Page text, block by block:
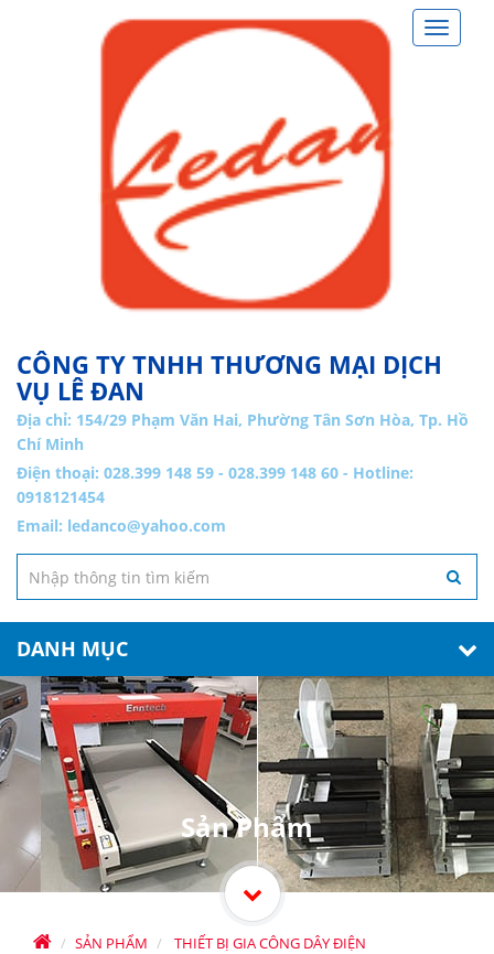
Toggle
CÔNG TY TNHH THƯƠNG MẠI DỊCH
VỤ LÊ ĐAN
Địa chỉ: 154/29 Phạm Văn Hai, Phường Tân Sơn Hòa, Tp. Hồ
Chí Minh
Điện thoại: 028.399 148 59 - 028.399 148 60 - Hotline:
0918121454
Email: ledanco@yahoo.com
DANH MỤC
SẢN PHẨM
THIẾT BỊ GIA CÔNG DÂY ĐIỆN
Sản Phẩm